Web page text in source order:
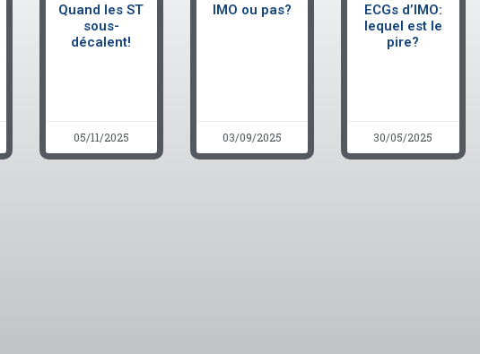
Quand les ST
sous-
décalent!
05/11/2025
IMO ou pas?
03/09/2025
ECGs d’IMO:
lequel est le
pire?
30/05/2025